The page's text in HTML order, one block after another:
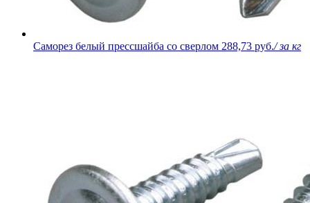
Саморез белый прессшайба со сверлом 288,73 руб./ за кг